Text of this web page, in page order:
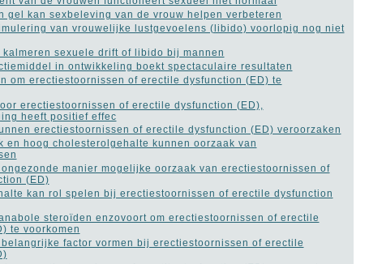
gel kan sexbeleving van de vrouw helpen verbeteren
van vrouwelijke lustgevoelens (libido) voorlopig nog niet
kalmeren sexuele drift of libido bij mannen
in ontwikkeling boekt spectaculaire resultaten
om erectiestoornissen of erectile dysfunction (ED) te
erectiestoornissen of erectile dysfunction (ED),
heeft positief effec
erectiestoornissen of erectile dysfunction (ED) veroorzaken
en hoog cholesterolgehalte kunnen oorzaak van
manier mogelijke oorzaak van erectiestoornissen of
(ED)
kan rol spelen bij erectiestoornissen of erectile dysfunction
steroïden enzovoort om erectiestoornissen of erectile
te voorkomen
factor vormen bij erectiestoornissen of erectile